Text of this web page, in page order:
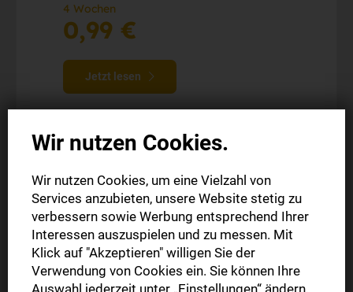
4 Wochen
0,99 €
Jetzt lesen
Wir nutzen Cookies.
Wir nutzen Cookies, um eine Vielzahl von
Services anzubieten, unsere Website stetig zu
verbessern sowie Werbung entsprechend Ihrer
Interessen auszuspielen und zu messen. Mit
Klick auf "Akzeptieren" willigen Sie der
Verwendung von Cookies ein. Sie können Ihre